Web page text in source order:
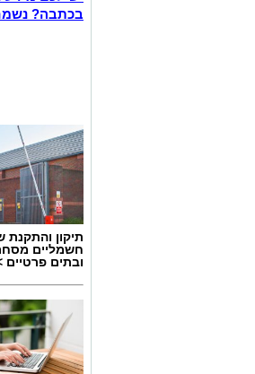
בכתבה?
תיקון והתקנת
חשמליים
ובתים פרטיים